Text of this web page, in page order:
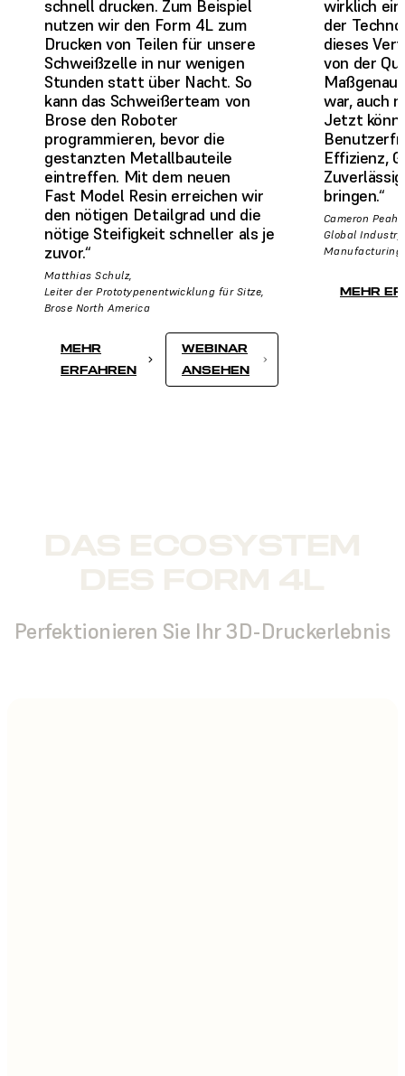
schnell drucken. Zum Beispiel
nutzen wir den Form 4L zum
Drucken von Teilen für unsere
Schweißzelle in nur wenigen
Stunden statt über Nacht. So
kann das Schweißerteam von
Brose den Roboter
programmieren, bevor die
gestanzten Metallbauteile
eintreffen. Mit dem neuen
Fast Model Resin erreichen wir
den nötigen Detailgrad und die
nötige Steifigkeit schneller als je
zuvor.“
Matthias Schulz,
Leiter der Prototypenentwicklung für Sitze,
Brose North America
MEHR
ERFAHREN
WEBINAR
ANSEHEN
wirklich
der
dieses
von der
war, auch
Jetzt
Effizienz,
bringen.“
Cameron Peahl,
Global
Manufacturing
MEHR
DAS ECOSYSTEM
DES FORM 4L
Perfektionieren Sie Ihr 3D-Druckerlebnis